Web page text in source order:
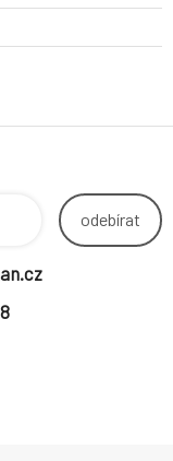
odebírat